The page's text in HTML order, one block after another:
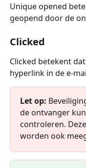
Unique opened
geopend door de
Clicked
Clicked betekent
hyperlink in de e-
Let op:
de ontvanger
controleren.
worden ook